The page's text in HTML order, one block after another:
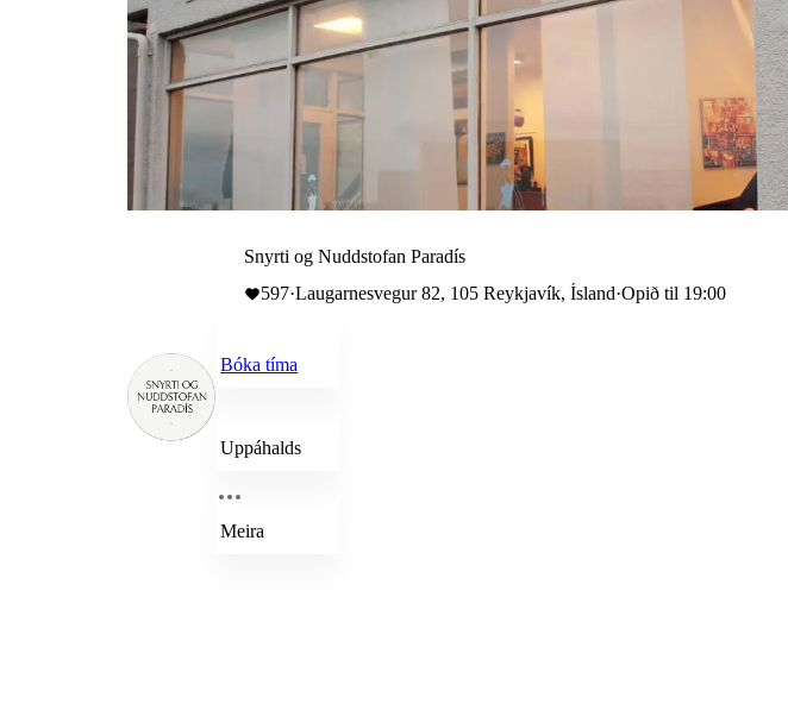
Snyrti og Nuddstofan Paradís
597·Laugarnesvegur 82, 105 Reykjavík, Ísland·Opið til 19:00
Bóka tíma
Uppáhalds
Meira